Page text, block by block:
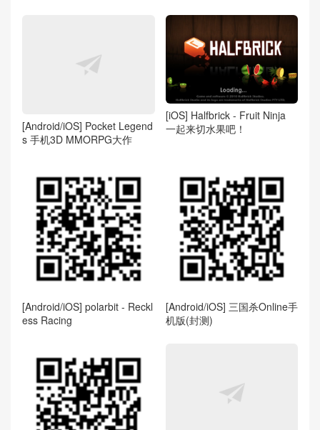
[Android/iOS] Pocket Legend
s 手机3D MMORPG大作
[iOS] Halfbrick - Fruit Ninja
一起来切水果吧！
[Android/iOS] polarbit - Reckl
ess Racing
[Android/iOS] 三国杀Online手
机版(封测)